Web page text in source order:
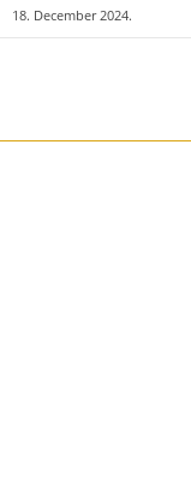
18. December 2024.